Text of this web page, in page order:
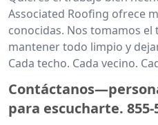
Associated Roofing ofrece
conocidas. Nos tomamos el
mantener todo limpio y
Cada techo. Cada vecino.
para escucharte. 855-